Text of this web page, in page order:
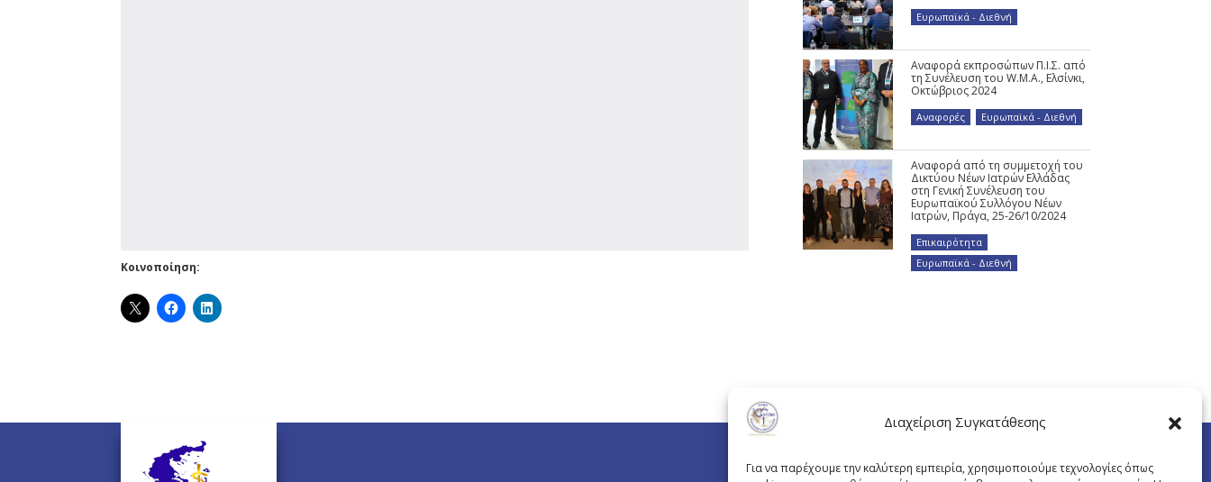
Διαχείριση Συγκατάθεσης
Για να παρέχουμε την καλύτερη εμπειρία, χρησιμοποιούμε τεχνολογίες όπως
Κοινοποίηση:
Ευρωπαϊκά - Διεθνή
Αναφορά εκπροσώπων Π.Ι.Σ. από
τη Συνέλευση του W.M.A., Ελσίνκι,
Οκτώβριος 2024
Αναφορές Ευρωπαϊκά - Διεθνή
Αναφορά από τη συμμετοχή του
Δικτύου Νέων Ιατρών Ελλάδας
στη Γενική Συνέλευση του
Ευρωπαϊκού Συλλόγου Νέων
Ιατρών, Πράγα, 25-26/10/2024
Επικαιρότητα
Ευρωπαϊκά - Διεθνή